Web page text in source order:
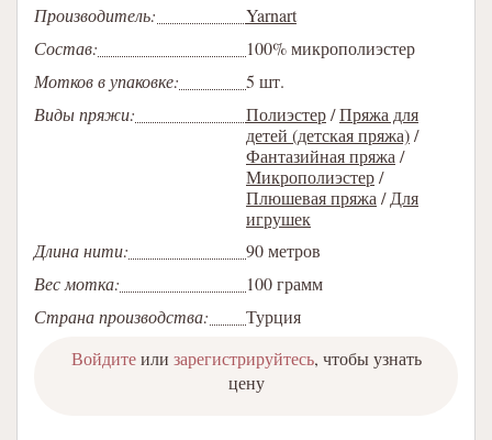
Производитель:
Yarnart
Состав:
100% микрополиэстер
Мотков в упаковке:
5 шт.
Виды пряжи:
Полиэстер/Пряжа для
детей (детская пряжа)/
Фантазийная пряжа /
Микрополиэстер/
Плюшевая пряжа /Для
игрушек
Длина нити:
90 метров
Вес мотка:
100 грамм
Страна производства:
Турция
Войдитеили зарегистрируйтесь, чтобы узнать
цену